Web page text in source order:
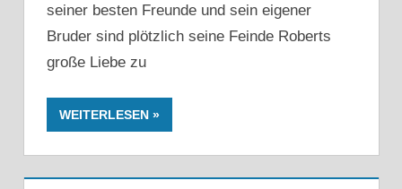
seiner besten Freunde und sein eigener
Bruder sind plötzlich seine Feinde Roberts
große Liebe zu
WEITERLESEN